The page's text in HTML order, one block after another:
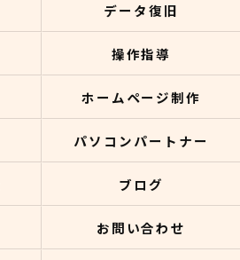
データ復旧
操作指導
ホームページ制作
パソコンパートナー
ブログ
お問い合わせ